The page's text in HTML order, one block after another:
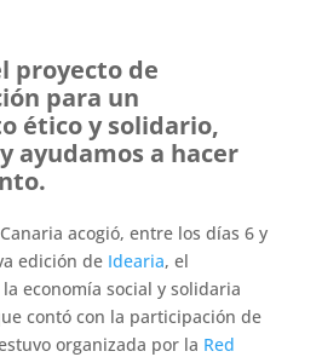
proyecto de
para un
ético y solidario,
ayudamos a hacer
acogió, entre los días 6 y
edición de Idearia, el
economía social y solidaria
contó con la participación de
organizada por la Red